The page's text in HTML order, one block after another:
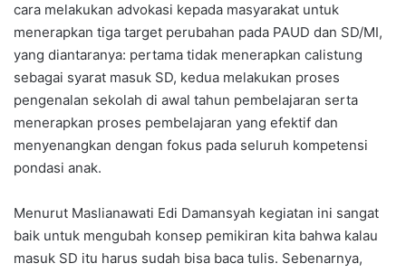
cara melakukan advokasi kepada masyarakat untuk
menerapkan tiga target perubahan pada PAUD dan SD/MI,
yang diantaranya: pertama tidak menerapkan calistung
sebagai syarat masuk SD, kedua melakukan proses
pengenalan sekolah di awal tahun pembelajaran serta
menerapkan proses pembelajaran yang efektif dan
menyenangkan dengan fokus pada seluruh kompetensi
pondasi anak.
Menurut Maslianawati Edi Damansyah kegiatan ini sangat
baik untuk mengubah konsep pemikiran kita bahwa kalau
masuk SD itu harus sudah bisa baca tulis. Sebenarnya,